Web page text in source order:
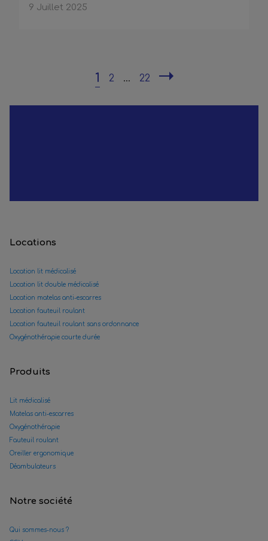
9 Juillet 2025
1 2 ... 22
Locations
Location lit médicalisé
Location lit double médicalisé
Location matelas anti-escarres
Location fauteuil roulant
Location fauteuil roulant sans ordonnance
Oxygénothérapie courte durée
Produits
Lit médicalisé
Matelas anti-escarres
Oxygénothérapie
Fauteuil roulant
Oreiller ergonomique
Déambulateurs
Notre société
Qui sommes-nous ?